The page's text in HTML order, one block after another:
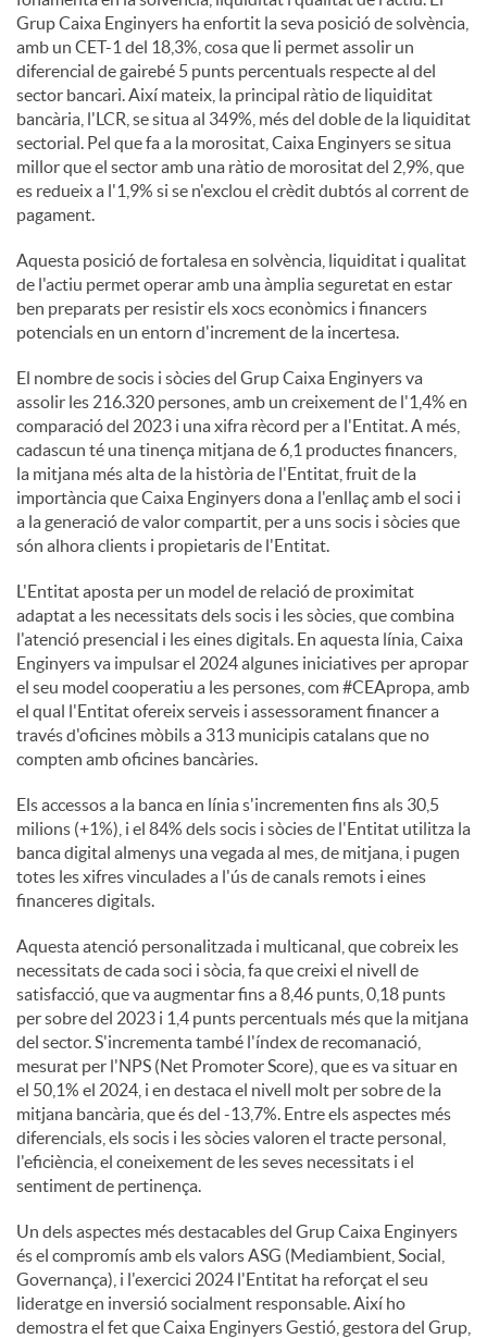
Grup Caixa Enginyers ha enfortit la seva posició de solvència,
amb un CET-1 del 18,3%, cosa que li permet assolir un
diferencial de gairebé 5 punts percentuals respecte al del
sector bancari. Així mateix, la principal ràtio de liquiditat
bancària, l'LCR, se situa al 349%, més del doble de la liquiditat
sectorial. Pel que fa a la morositat, Caixa Enginyers se situa
millor que el sector amb una ràtio de morositat del 2,9%, que
es redueix a l'1,9% si se n'exclou el crèdit dubtós al corrent de
pagament.
Aquesta posició de fortalesa en solvència, liquiditat i qualitat
de l'actiu permet operar amb una àmplia seguretat en estar
ben preparats per resistir els xocs econòmics i financers
potencials en un entorn d'increment de la incertesa.
El nombre de socis i sòcies del Grup Caixa Enginyers va
assolir les 216.320 persones, amb un creixement de l'1,4% en
comparació del 2023 i una xifra rècord per a l'Entitat. A més,
cadascun té una tinença mitjana de 6,1 productes financers,
la mitjana més alta de la història de l'Entitat, fruit de la
importància que Caixa Enginyers dona a l'enllaç amb el soci i
a la generació de valor compartit, per a uns socis i sòcies que
són alhora clients i propietaris de l'Entitat.
L'Entitat aposta per un model de relació de proximitat
adaptat a les necessitats dels socis i les sòcies, que combina
l'atenció presencial i les eines digitals. En aquesta línia, Caixa
Enginyers va impulsar el 2024 algunes iniciatives per apropar
el seu model cooperatiu a les persones, com #CEApropa, amb
el qual l'Entitat ofereix serveis i assessorament financer a
través d'oficines mòbils a 313 municipis catalans que no
compten amb oficines bancàries.
Els accessos a la banca en línia s'incrementen fins als 30,5
milions (+1%), i el 84% dels socis i sòcies de l'Entitat utilitza la
banca digital almenys una vegada al mes, de mitjana, i pugen
totes les xifres vinculades a l'ús de canals remots i eines
financeres digitals.
Aquesta atenció personalitzada i multicanal, que cobreix les
necessitats de cada soci i sòcia, fa que creixi el nivell de
satisfacció, que va augmentar fins a 8,46 punts, 0,18 punts
per sobre del 2023 i 1,4 punts percentuals més que la mitjana
del sector. S'incrementa també l'índex de recomanació,
mesurat per l'NPS (Net Promoter Score), que es va situar en
el 50,1% el 2024, i en destaca el nivell molt per sobre de la
mitjana bancària, que és del -13,7%. Entre els aspectes més
diferencials, els socis i les sòcies valoren el tracte personal,
l'eficiència, el coneixement de les seves necessitats i el
sentiment de pertinença.
Un dels aspectes més destacables del Grup Caixa Enginyers
és el compromís amb els valors ASG (Mediambient, Social,
Governança), i l'exercici 2024 l'Entitat ha reforçat el seu
lideratge en inversió socialment responsable. Així ho
demostra el fet que Caixa Enginyers Gestió, gestora del Grup,